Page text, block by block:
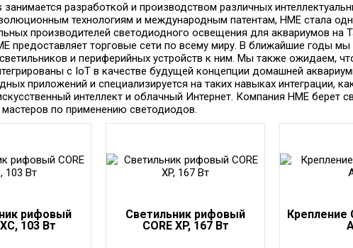
занимается разработкой и производством различных
технологиям и международным патентам, HME стала
производителей светодиодного освещения для аквариумов на
предоставляет торговые сети по всему миру. В ближайшие годы
и периферийных устройств к ним. Мы также ожидаем,
с IoT в качестве будущей концепции домашней
приложений и специализируется на таких навыках интеграции,
интеллект и облачный Интернет. Компания HME берет
по применению светодиодов.
рифовый
103 Вт
Светильник рифовый
CORE XP, 167 Вт
Крепление